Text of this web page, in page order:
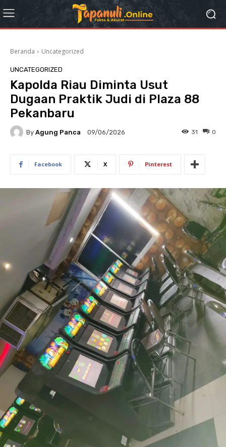
Beranda Uncategorized
UNCATEGORIZED
Kapolda Riau Diminta Usut
Dugaan Praktik Judi di Plaza 88
Pekanbaru
By Agung Panca 09/06/2026 0
31
Facebook X Pinterest